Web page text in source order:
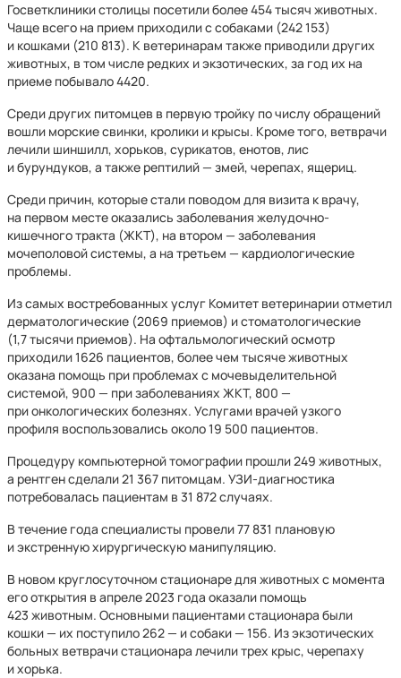
Госветклиники столицы посетили более 454 тысяч животных.
Чаще всего на прием приходили с собаками (242 153)
и кошками (210 813). К ветеринарам также приводили других
животных, в том числе редких и экзотических, за год их на
приеме побывало 4420.
Среди других питомцев в первую тройку по числу обращений
вошли морские свинки, кролики и крысы. Кроме того, ветврачи
лечили шиншилл, хорьков, сурикатов, енотов, лис
и бурундуков, а также рептилий — змей, черепах, ящериц.
Среди причин, которые стали поводом для визита к врачу,
на первом месте оказались заболевания желудочно-
кишечного тракта (ЖКТ), на втором — заболевания
мочеполовой системы, а на третьем — кардиологические
проблемы.
Из самых востребованных услуг Комитет ветеринарии отметил
дерматологические (2069 приемов) и стоматологические
(1,7 тысячи приемов). На офтальмологический осмотр
приходили 1626 пациентов, более чем тысяче животных
оказана помощь при проблемах с мочевыделительной
системой, 900 — при заболеваниях ЖКТ, 800 —
при онкологических болезнях. Услугами врачей узкого
профиля воспользовались около 19 500 пациентов.
Процедуру компьютерной томографии прошли 249 животных,
а рентген сделали 21 367 питомцам. УЗИ-диагностика
потребовалась пациентам в 31 872 случаях.
В течение года специалисты провели 77 831 плановую
и экстренную хирургическую манипуляцию.
В новом круглосуточном стационаре для животных с момента
его открытия в апреле 2023 года оказали помощь
423 животным. Основными пациентами стационара были
кошки — их поступило 262 — и собаки — 156. Из экзотических
больных ветврачи стационара лечили трех крыс, черепаху
и хорька.